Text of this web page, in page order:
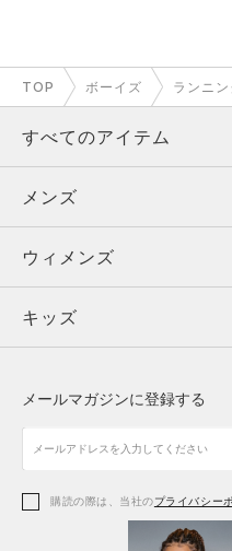
TOP ボーイズ ランニン
すべてのアイテム
メンズ
ウィメンズ
キッズ
アクセサリー
メンズ
トップス
ボトムス
アクセサリー
ウィメンズ
トップス
シューズ
アクセサリー
キッズ
シューズ
メールマガジンに登録する
購読の際は、当社のプライバシー